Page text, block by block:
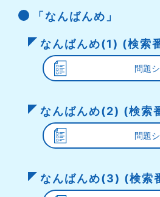
「なんばんめ」
なんばんめ(1) (検索
問題
なんばんめ(2) (検
問題
なんばんめ(3) (検